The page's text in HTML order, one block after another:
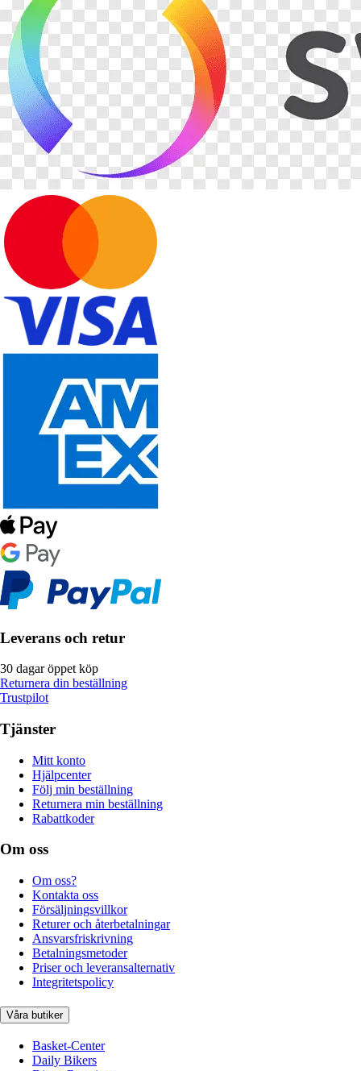
Leverans och retur
30 dagar öppet köp
Returnera din beställning
Trustpilot
Tjänster
Mitt konto
Hjälpcenter
Följ min beställning
Returnera min beställning
Rabattkoder
Om oss
Om oss?
Kontakta oss
Försäljningsvillkor
Returer och återbetalningar
Ansvarsfriskrivning
Betalningsmetoder
Priser och leveransalternativ
Integritetspolicy
Våra butiker
Basket-Center
Daily Bikers